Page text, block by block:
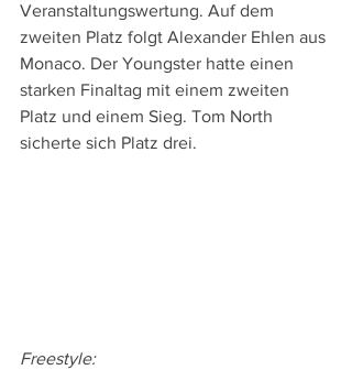
Veranstaltungswertung. Auf dem
zweiten Platz folgt Alexander Ehlen aus
Monaco. Der Youngster hatte einen
starken Finaltag mit einem zweiten
Platz und einem Sieg. Tom North
sicherte sich Platz drei.
Freestyle: